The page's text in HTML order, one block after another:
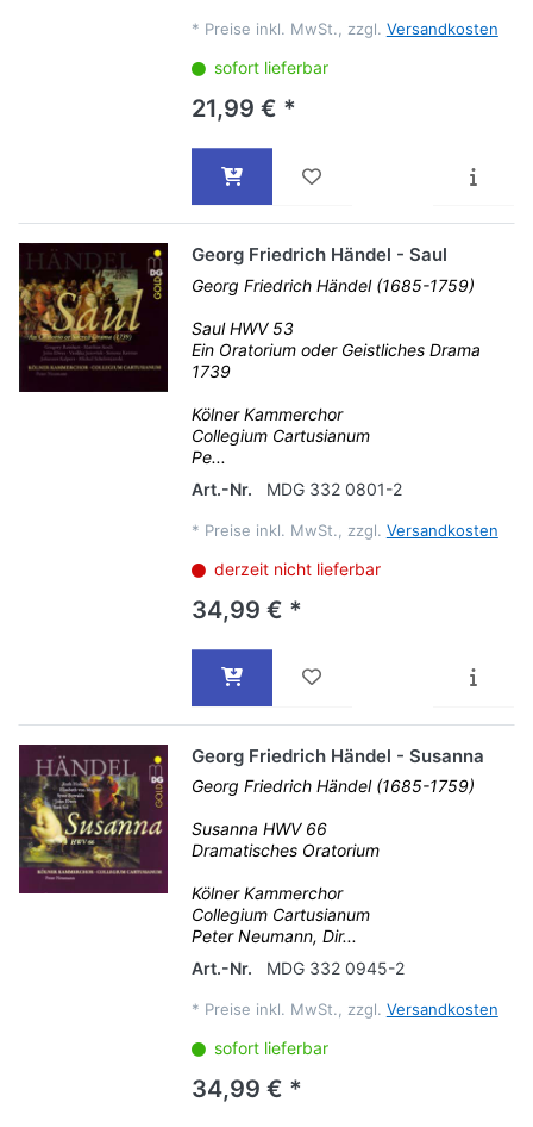
* Preise inkl. MwSt., zzgl. Versandkosten
sofort lieferbar
21,99 € *
Georg Friedrich Händel - Saul
Georg Friedrich Händel (1685-1759)
Saul HWV 53
Ein Oratorium oder Geistliches Drama
1739
Kölner Kammerchor
Collegium Cartusianum
Pe...
Art.-Nr.
MDG 332 0801-2
* Preise inkl. MwSt., zzgl. Versandkosten
derzeit nicht lieferbar
34,99 € *
Georg Friedrich Händel - Susanna
Georg Friedrich Händel (1685-1759)
Susanna HWV 66
Dramatisches Oratorium
Kölner Kammerchor
Collegium Cartusianum
Peter Neumann, Dir...
Art.-Nr.
MDG 332 0945-2
* Preise inkl. MwSt., zzgl. Versandkosten
sofort lieferbar
34,99 € *